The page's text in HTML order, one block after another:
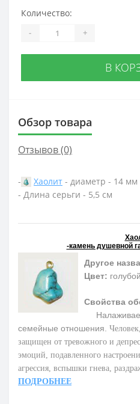
Количество:
- +
В
Обзор товара
Отзывов (0)
- Хаолит - диаметр - 14 мм
- Длина серьги - 5,5 см
-камень душевной
Другое
Цвет: голубой
Свойства
семейные отношения.
защищен от тревожного и
эмоций, подавленного
агрессия, вспышки гнева,
ПОДРОБНЕЕ